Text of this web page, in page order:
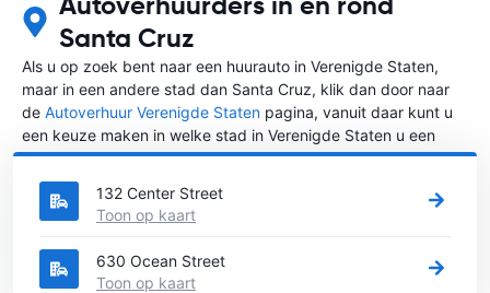
Santa Cruz
Als u op zoek bent naar een huurauto in Verenigde Staten,
maar in een andere stad dan Santa Cruz, klik dan door naar
de Autoverhuur Verenigde Staten pagina, vanuit daar kunt u
een keuze maken in welke stad in Verenigde Staten u een
auto huren wilt.
132 Center Street
Toon op kaart
630 Ocean Street
Toon op kaart